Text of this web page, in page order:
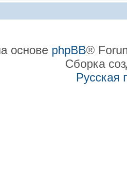
основе phpBB®
Сборка
Русская